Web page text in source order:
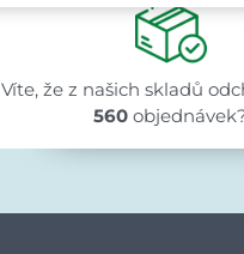
Evka Hýlová
před 15 hodinami
★★★★★
★★★★★
★★★★★
"Rychlé,v pořádku."
Víte, že z našich skladů
560